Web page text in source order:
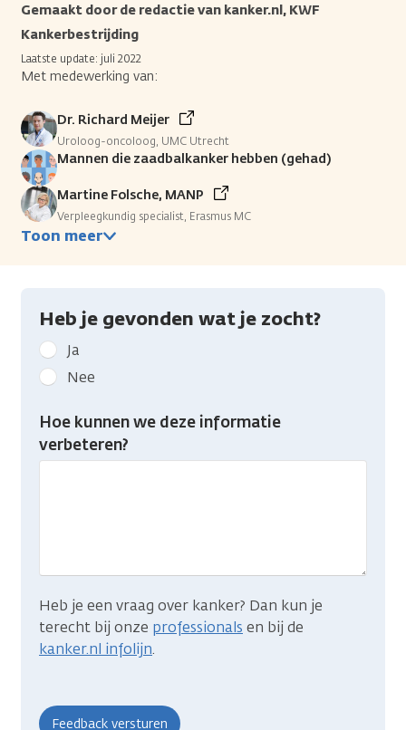
Gemaakt door de redactie van kanker.nl, KWF
Kankerbestrijding
Laatste update: juli 2022
Met medewerking van:
Dr. Richard Meijer
Uroloog-oncoloog, UMC Utrecht
Mannen die zaadbalkanker hebben (gehad)
Martine Folsche, MANP
Verpleegkundig specialist, Erasmus MC
Toon meer
Heb je gevonden wat je zocht?
Geef
kanker.nl
feedback:
Heb
je
gevonden
Ja
Nee
Hoe kunnen we deze informatie
verbeteren?
Heb je een vraag over kanker? Dan kun je
terecht bij onze professionals en bij de
kanker.nl infolijn.